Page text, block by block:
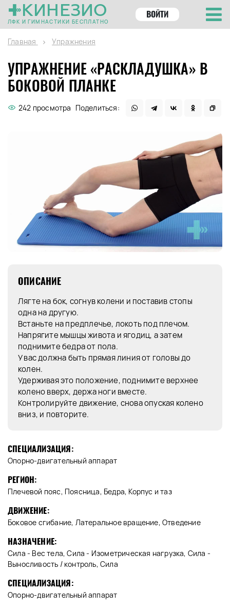
КИНЕЗИО
ЛФК И ГИМНАСТИКИ БЕСПЛАТНО
ВОЙТИ
Главная Упражнения
УПРАЖНЕНИЕ «РАСКЛАДУШКА» В
БОКОВОЙ ПЛАНКЕ
242 просмотра Поделиться:
ОПИСАНИЕ
Лягте на бок, согнув колени и поставив стопы
одна на другую.
Встаньте на предплечье, локоть под плечом.
Напрягите мышцы живота и ягодиц, а затем
поднимите бедра от пола.
У вас должна быть прямая линия от головы до
колен.
Удерживая это положение, поднимите верхнее
колено вверх, держа ноги вместе.
Контролируйте движение, снова опуская колено
вниз, и повторите.
СПЕЦИАЛИЗАЦИЯ:
Опорно-двигательный аппарат
РЕГИОН:
Плечевой пояс, Поясница, Бедра, Корпус и таз
ДВИЖЕНИЕ:
Боковое сгибание, Латеральное вращение, Отведение
НАЗНАЧЕНИЕ:
Сила - Вес тела, Сила - Изометрическая нагрузка, Сила -
Выносливость / контроль, Сила
СПЕЦИАЛИЗАЦИЯ:
Опорно-двигательный аппарат